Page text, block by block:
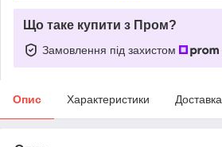
Що таке купити з Пром?
Замовлення під захистом
Опис Характеристики Доставка